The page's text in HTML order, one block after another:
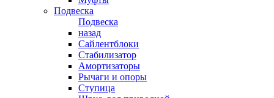
Подвеска
Подвеска
назад
Сайлентблоки
Стабилизатор
Амортизаторы
Рычаги и опоры
Ступица